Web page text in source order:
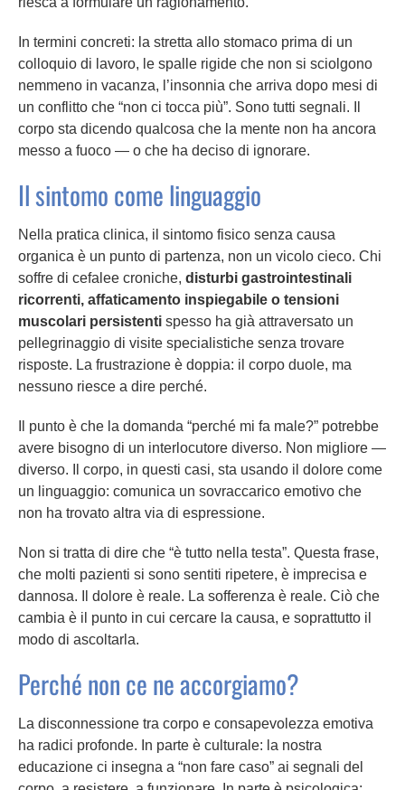
In termini concreti: la stretta allo stomaco prima di un
colloquio di lavoro, le spalle rigide che non si sciolgono
nemmeno in vacanza, l’insonnia che arriva dopo mesi di
un conflitto che “non ci tocca più”. Sono tutti segnali. Il
corpo sta dicendo qualcosa che la mente non ha ancora
messo a fuoco — o che ha deciso di ignorare.
Il sintomo come linguaggio
Nella pratica clinica, il sintomo fisico senza causa
organica è un punto di partenza, non un vicolo cieco. Chi
soffre di cefalee croniche, disturbi gastrointestinali
ricorrenti, affaticamento inspiegabile o tensioni
muscolari persistenti spesso ha già attraversato un
pellegrinaggio di visite specialistiche senza trovare
risposte. La frustrazione è doppia: il corpo duole, ma
nessuno riesce a dire perché.
Il punto è che la domanda “perché mi fa male?” potrebbe
avere bisogno di un interlocutore diverso. Non migliore —
diverso. Il corpo, in questi casi, sta usando il dolore come
un linguaggio: comunica un sovraccarico emotivo che
non ha trovato altra via di espressione.
Non si tratta di dire che “è tutto nella testa”. Questa frase,
che molti pazienti si sono sentiti ripetere, è imprecisa e
dannosa. Il dolore è reale. La sofferenza è reale. Ciò che
cambia è il punto in cui cercare la causa, e soprattutto il
modo di ascoltarla.
Perché non ce ne accorgiamo?
La disconnessione tra corpo e consapevolezza emotiva
ha radici profonde. In parte è culturale: la nostra
educazione ci insegna a “non fare caso” ai segnali del